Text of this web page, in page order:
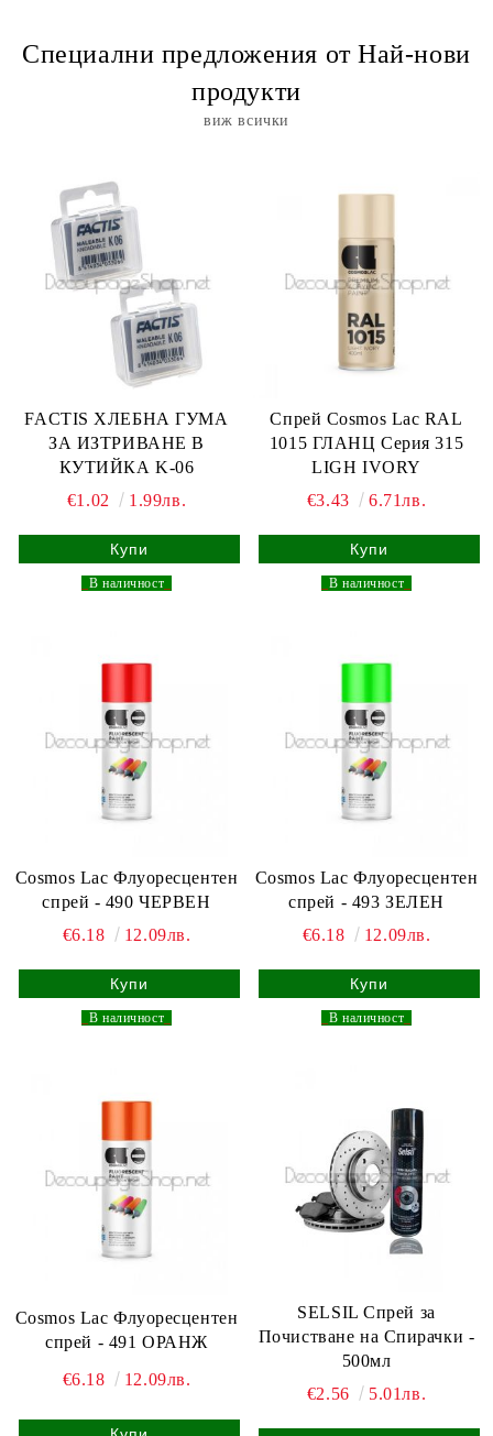
Специални предложения от Най-нови
продукти
виж всички
FACTIS ХЛЕБНА ГУМА
ЗА ИЗТРИВАНЕ В
КУТИЙКА K-06
€1.02
1.99лв.
В наличност
Спрей Cosmos Lac RAL
1015 ГЛАНЦ Серия 315
LIGH IVORY
€3.43
6.71лв.
В наличност
Cosmos Lac Флуоресцентен
спрей - 490 ЧЕРВЕН
€6.18
12.09лв.
В наличност
Cosmos Lac Флуоресцентен
спрей - 493 ЗЕЛЕН
€6.18
12.09лв.
В наличност
Cosmos Lac Флуоресцентен
спрей - 491 ОРАНЖ
€6.18 12.09лв.
SELSIL Спрей за
Почистване на Спирачки -
500мл
€2.56
5.01лв.